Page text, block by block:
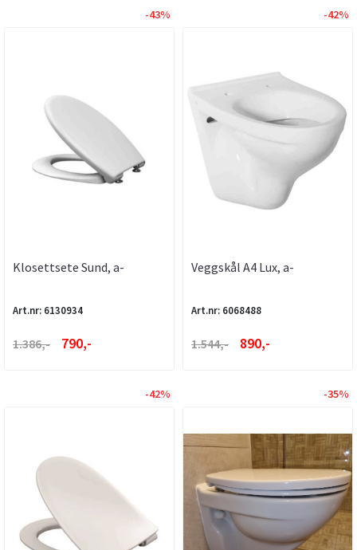
-43%
Klosettsete Sund, a-
Art.nr: 6130934
1.386,- 790,-
-42%
Veggskål A4 Lux, a-
Art.nr: 6068488
1.544,- 890,-
-42% -35%